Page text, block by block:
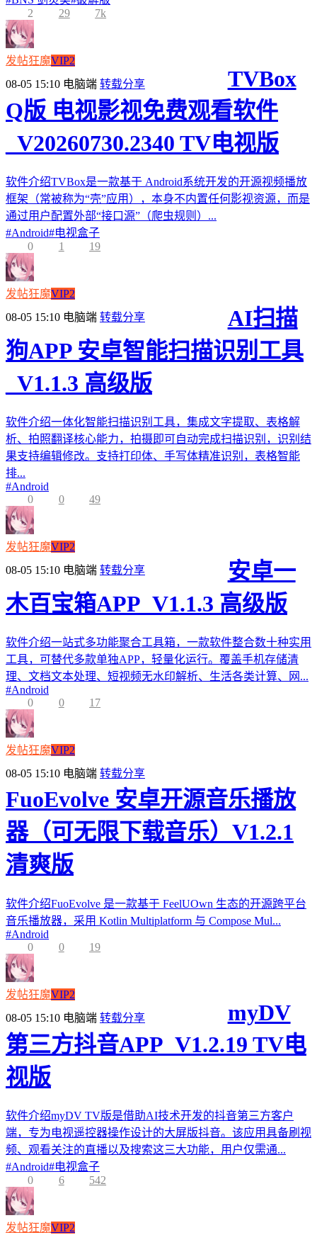
2
29 7k
发帖狂魔VIP2
08-05 15:10 电脑端 转载分享
TVBox
Q版 电视影视免费观看软件
_V20260730.2340 TV电视版
软件介绍TVBox是一款基于 Android系统开发的开源视频播放
框架（常被称为“壳”应用），本身不内置任何影视资源，而是
通过用户配置外部“接口源”（爬虫规则）...
#Android#电视盒子
0
1 19
发帖狂魔VIP2
08-05 15:10 电脑端 转载分享
AI扫描
狗APP 安卓智能扫描识别工具
_V1.1.3 高级版
软件介绍一体化智能扫描识别工具，集成文字提取、表格解
析、拍照翻译核心能力，拍摄即可自动完成扫描识别，识别结
果支持编辑修改。支持打印体、手写体精准识别，表格智能
排...
#Android
0
0 49
发帖狂魔VIP2
08-05 15:10 电脑端 转载分享
安卓一
木百宝箱APP_V1.1.3 高级版
软件介绍一站式多功能聚合工具箱，一款软件整合数十种实用
工具，可替代多款单独APP，轻量化运行。覆盖手机存储清
理、文档文本处理、短视频无水印解析、生活各类计算、网...
#Android
0
0 17
发帖狂魔VIP2
08-05 15:10 电脑端 转载分享
FuoEvolve 安卓开源音乐播放
器（可无限下载音乐）V1.2.1
清爽版
软件介绍FuoEvolve 是一款基于 FeelUOwn 生态的开源跨平台
音乐播放器，采用 Kotlin Multiplatform 与 Compose Mul...
#Android
0
0 19
发帖狂魔VIP2
08-05 15:10 电脑端 转载分享
myDV
第三方抖音APP_V1.2.19 TV电
视版
软件介绍myDV TV版是借助AI技术开发的抖音第三方客户
端，专为电视遥控器操作设计的大屏版抖音。该应用具备刷视
频、观看关注的直播以及搜索这三大功能，用户仅需通...
#Android#电视盒子
0
6 542
发帖狂魔VIP2